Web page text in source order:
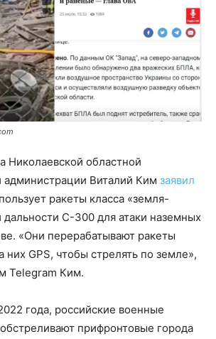
Николаевской областной
администрации Виталий Ким заявил
ракеты класса «земля-
дальности С-300 для атаки наземных
«Они перерабатывают ракеты
них GPS, чтобы стрелять по земле»,
Telegram Ким.
года, российские военные
прифронтовые города